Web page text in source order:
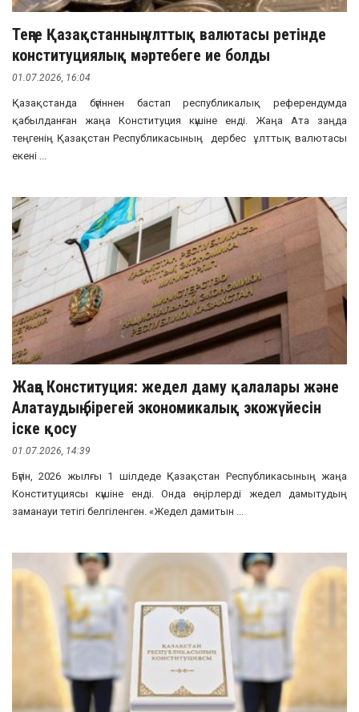
Теңге Қазақстанның ұлттық валютасы ретінде
конституциялық мәртебеге ие болды
01.07.2026, 16:04
Қазақстанда бүгіннен бастап республикалық референдумда
қабылданған жаңа Конституция күшіне енді. Жаңа Ата заңда
теңгенің Қазақстан Республикасының дербес ұлттық валютасы
екені ...
Жаңа Конституция: жедел даму қалалары және
Алатаудың бірегей экономикалық экожүйесін
іске қосу
01.07.2026, 14:39
Бүгін, 2026 жылғы 1 шілдеде Қазақстан Республикасының жаңа
Конституциясы күшіне енді. Онда өңірлерді жедел дамытудың
заманауи тетігі белгіленген. «Жедел дамитын ...